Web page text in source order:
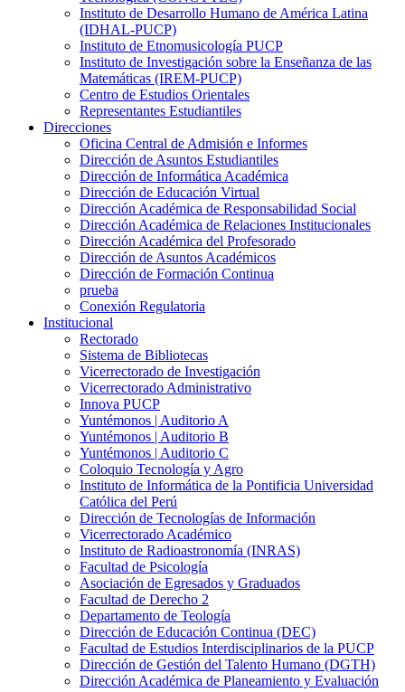
Instituto de Desarrollo Humano de América Latina
(IDHAL-PUCP)
Instituto de Etnomusicología PUCP
Instituto de Investigación sobre la Enseñanza de las
Matemáticas (IREM-PUCP)
Centro de Estudios Orientales
Representantes Estudiantiles
Direcciones
Oficina Central de Admisión e Informes
Dirección de Asuntos Estudiantiles
Dirección de Informática Académica
Dirección de Educación Virtual
Dirección Académica de Responsabilidad Social
Dirección Académica de Relaciones Institucionales
Dirección Académica del Profesorado
Dirección de Asuntos Académicos
Dirección de Formación Continua
prueba
Conexión Regulatoria
Institucional
Rectorado
Sistema de Bibliotecas
Vicerrectorado de Investigación
Vicerrectorado Administrativo
Innova PUCP
Yuntémonos | Auditorio A
Yuntémonos | Auditorio B
Yuntémonos | Auditorio C
Coloquio Tecnología y Agro
Instituto de Informática de la Pontificia Universidad
Católica del Perú
Dirección de Tecnologías de Información
Vicerrectorado Académico
Instituto de Radioastronomía (INRAS)
Facultad de Psicología
Asociación de Egresados y Graduados
Facultad de Derecho 2
Departamento de Teología
Dirección de Educación Continua (DEC)
Facultad de Estudios Interdisciplinarios de la PUCP
Dirección de Gestión del Talento Humano (DGTH)
Dirección Académica de Planeamiento y Evaluación